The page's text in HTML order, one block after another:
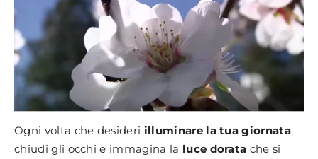
Ogni volta che desideri illuminare la tua giornata,
chiudi gli occhi e immagina la luce dorata che si